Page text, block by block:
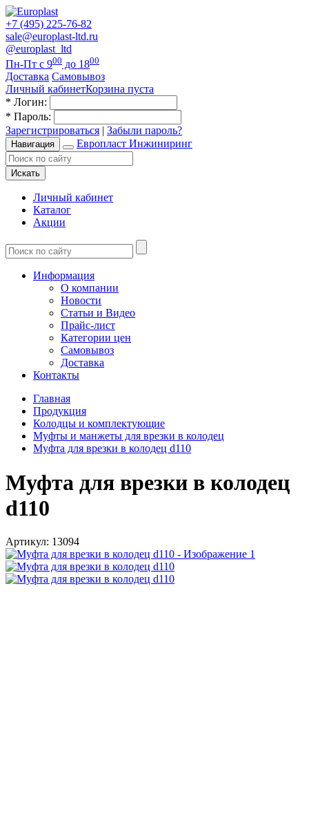
+7 (495) 225-76-82
sale@europlast-ltd.ru
@europlast_ltd
Пн-Пт с 900 до 1800
Доставка Самовывоз
Личный кабинетКорзина пуста
* Логин:
* Пароль:
Зарегистрироваться | Забыли пароль?
Навигация Европласт Инжиниринг
Искать
Личный кабинет
Каталог
Акции
Информация
О компании
Новости
Статьи и Видео
Прайс-лист
Категории цен
Самовывоз
Доставка
Контакты
Главная
Продукция
Колодцы и комплектующие
Муфты и манжеты для врезки в колодец
Муфта для врезки в колодец d110
Муфта для врезки в колодец
d110
Артикул: 13094